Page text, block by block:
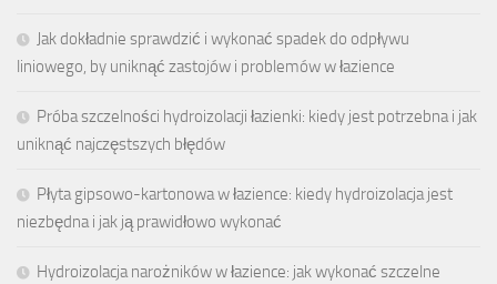
Jak dokładnie sprawdzić i wykonać spadek do odpływu
liniowego, by uniknąć zastojów i problemów w łazience
Próba szczelności hydroizolacji łazienki: kiedy jest potrzebna i jak
uniknąć najczęstszych błędów
Płyta gipsowo-kartonowa w łazience: kiedy hydroizolacja jest
niezbędna i jak ją prawidłowo wykonać
Hydroizolacja narożników w łazience: jak wykonać szczelne